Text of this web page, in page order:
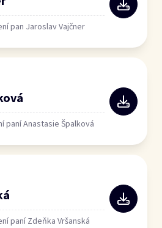
pan Jaroslav Vajčner
paní Anastasie Špalková
paní Zdeňka Vršanská